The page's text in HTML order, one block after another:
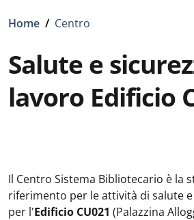
Breadcrumb
Home / Centro
Salute e
lavoro Edificio
Il Centro Sistema Bibliotecario è la
riferimento per le attività di salute
per l'Edificio CU021 (Palazzina